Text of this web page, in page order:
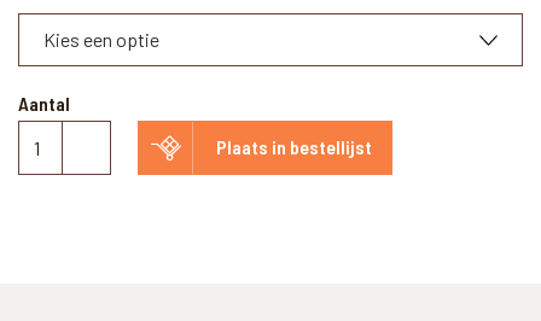
Aantal
Sus
Sphere
Plaats in bestellijst